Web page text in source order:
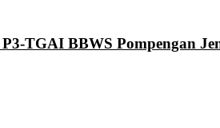
TGAI BBWS Pompengan